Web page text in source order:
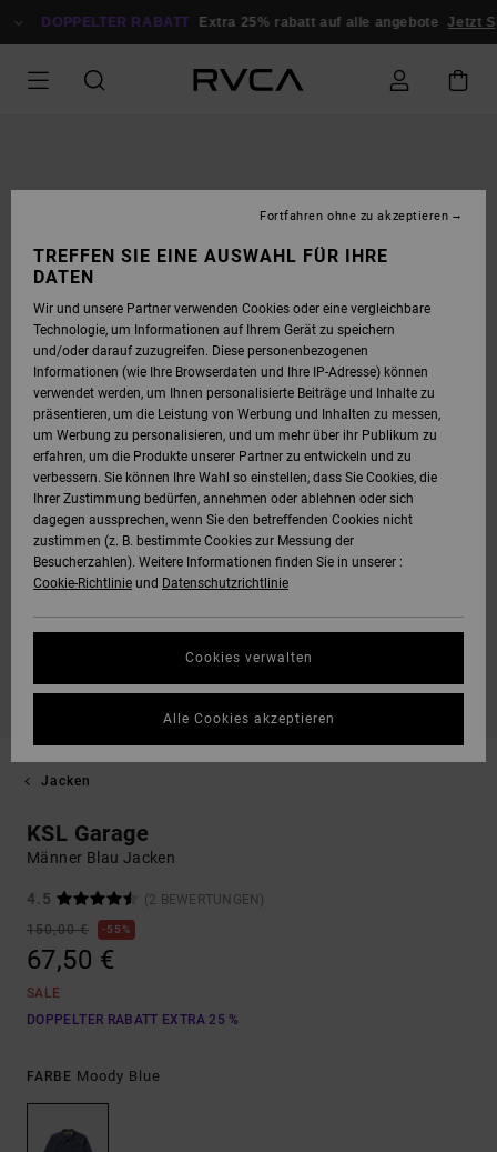
ZUR
DOPPELTER RABATT Extra 25% rabatt auf alle angebote Jetzt
Jacken
KSL Garage
Männer Blau Jacken
4.5
(2 BEWERTUNGEN)
150,00 €
55%
67,50 €
SALE
DOPPELTER RABATT EXTRA 25 %
FARBE Moody Blue
TREFFEN SIE EINE AUSWAHL FÜR IHRE
DATEN
Wir und unsere Partner verwenden Cookies oder eine vergleichbare
Technologie, um Informationen auf Ihrem Gerät zu speichern
und/oder darauf zuzugreifen. Diese personenbezogenen
Informationen (wie Ihre Browserdaten und Ihre IP-Adresse) können
verwendet werden, um Ihnen personalisierte Beiträge und Inhalte zu
präsentieren, um die Leistung von Werbung und Inhalten zu messen,
um Werbung zu personalisieren, und um mehr über ihr Publikum zu
erfahren, um die Produkte unserer Partner zu entwickeln und zu
verbessern. Sie können Ihre Wahl so einstellen, dass Sie Cookies, die
Ihrer Zustimmung bedürfen, annehmen oder ablehnen oder sich
dagegen aussprechen, wenn Sie den betreffenden Cookies nicht
zustimmen (z. B. bestimmte Cookies zur Messung der
Besucherzahlen). Weitere Informationen finden Sie in unserer :
Cookie-Richtlinie und Datenschutzrichtlinie
Cookies verwalten
Fortfahren ohne zu akzeptieren
Alle Cookies akzeptieren